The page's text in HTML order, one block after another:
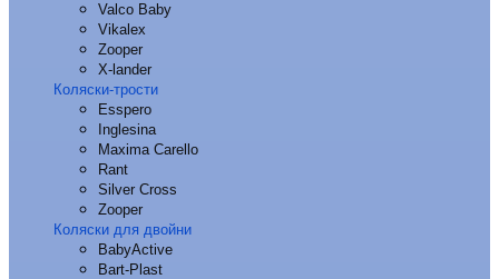
Valco Baby
Vikalex
Zooper
X-lander
Коляски-трости
Esspero
Inglesina
Maxima Carello
Rant
Silver Cross
Zooper
Коляски для двойни
BabyActive
Bart-Plast